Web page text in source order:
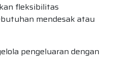
fleksibilitas
mendesak atau
pengeluaran dengan